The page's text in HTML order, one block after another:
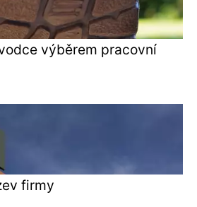
výběrem pracovní
firmy